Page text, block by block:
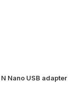
Nano USB adapter